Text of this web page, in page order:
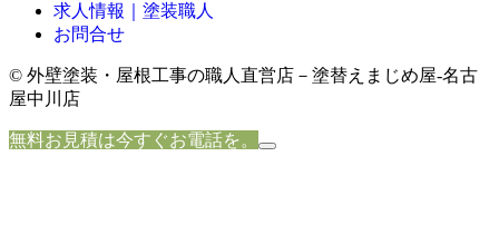
求人情報｜塗装職人
お問合せ
© 外壁塗装・屋根工事の職人直営店－塗替えまじめ屋-名古
屋中川店
無料お見積は今すぐお電話を。